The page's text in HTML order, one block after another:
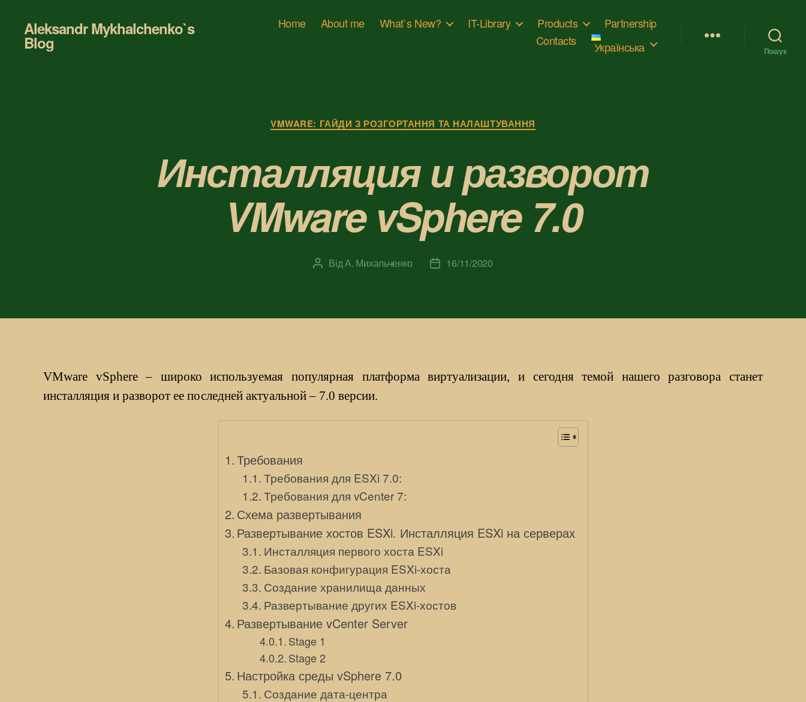
Aleksandr Mykhalchenko`s
Blog
Home About me What`s New? IT-Library Products
Partnership
Contacts
Українська Пошук
Категорії
VMWARE: ГАЙДИ З РОЗГОРТАННЯ ТА НАЛАШТУВАННЯ
Инсталляция и разворот
VMware vSphere 7.0
Автор
ВідА. Михальченко
Дата16/11/2020
VMware vSphere – широко используемая популярная платформа виртуализации, и сегодня темой нашего разговора станет
инсталляция и разворот ее последней актуальной – 7.0 версии.
Требования
Требования для ESXi 7.0:
Требования для vCenter 7:
Схема развертывания
Развертывание хостов ESXi. Инсталляция ESXi на серверах
Инсталляция первого хоста ESXi
Базовая конфигурация ESXi-хоста
Создание хранилища данных
Развертывание других ESXi-хостов
Развертывание vCenter Server
Stage 1
Stage 2
Настройка среды vSphere 7.0
Создание дата-центра